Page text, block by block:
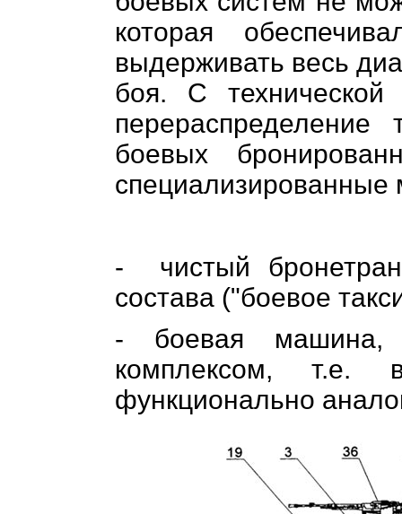
которая
выдерживать весь
боя. С
перераспределение
боевых
-
чистый
состава ("боевое
- боевая машина,
комплексом, т.е.
функционально